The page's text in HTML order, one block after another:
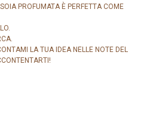
PROFUMATA È PERFETTA COME
LA TUA IDEA NELLE NOTE DEL